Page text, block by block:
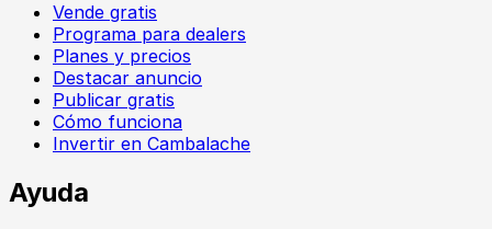
Vende gratis
Programa para dealers
Planes y precios
Destacar anuncio
Publicar gratis
Cómo funciona
Invertir en Cambalache
Ayuda